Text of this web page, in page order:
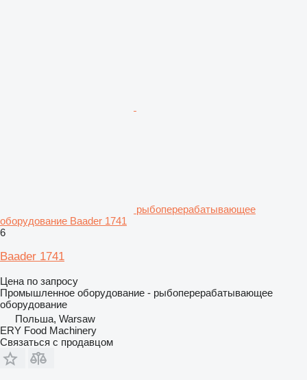
рыбоперерабатывающее
оборудование Baader 1741
6
Baader 1741
Цена по запросу
Промышленное оборудование - рыбоперерабатывающее
оборудование
Польша, Warsaw
ERY Food Machinery
Связаться с продавцом